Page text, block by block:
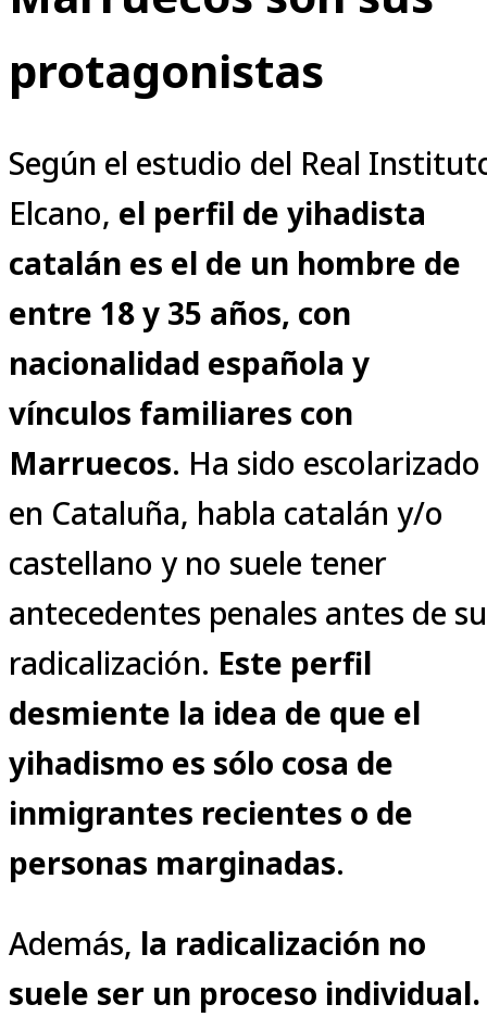
protagonistas
Según el estudio del Real
Elcano, el perfil de yihadista
catalán es el de un hombre de
entre 18 y 35 años, con
nacionalidad española y
vínculos familiares con
Marruecos. Ha sido escolarizado
en Cataluña, habla catalán y/o
castellano y no suele tener
antecedentes penales antes de su
radicalización. Este perfil
desmiente la idea de que el
yihadismo es sólo cosa de
inmigrantes recientes o de
personas marginadas.
Además, la radicalización no
suele ser un proceso individual.